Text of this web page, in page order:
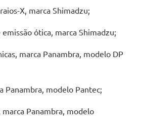
X, marca Shimadzu;
ótica, marca Shimadzu;
marca Panambra, modelo DP
Panambra, modelo Pantec;
Panambra, modelo